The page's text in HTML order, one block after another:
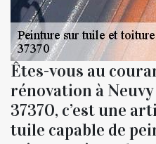
Êtes-vous au
rénovation à
37370, c’est une
tuile capable de